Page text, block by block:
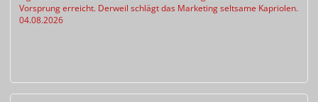
Vorsprung erreicht. Derweil schlägt das Marketing seltsame Kapriolen.
04.08.2026